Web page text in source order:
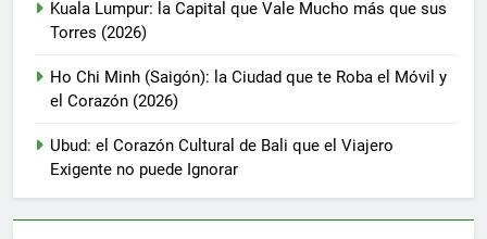
Kuala Lumpur: la Capital que Vale Mucho más que sus
Torres (2026)
Ho Chi Minh (Saigón): la Ciudad que te Roba el Móvil y
el Corazón (2026)
Ubud: el Corazón Cultural de Bali que el Viajero
Exigente no puede Ignorar